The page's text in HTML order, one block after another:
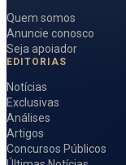
Quem somos
Anuncie conosco
Seja apoiador
EDITORIAS
Notícias
Exclusivas
Análises
Artigos
Concursos Públicos